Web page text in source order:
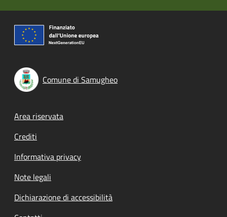
Comune di Samugheo
Footer menu
Area riservata
Crediti
Informativa privacy
Note legali
Dichiarazione di accessibilità